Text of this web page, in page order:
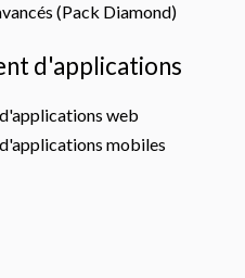
(Pack Diamond)
d'applications
web
mobiles